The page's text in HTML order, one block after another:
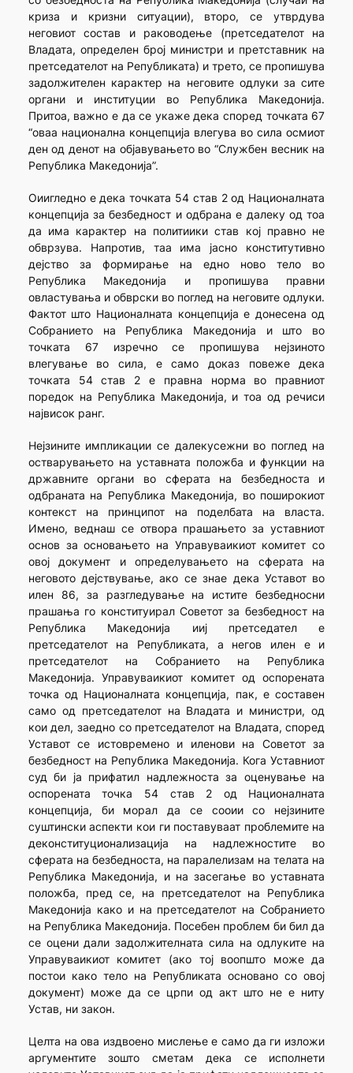
криза и кризни ситуации), второ, се утврдува
неговиот состав и раководење (претседателот на
Владата, определен број министри и претставник на
претседателот на Републиката) и трето, се пропишува
задолжителен карактер на неговите одлуки за сите
органи и институции во Република Македонија.
Притоа, важно е да се укаже дека според точката 67
“оваа национална концепција влегува во сила осмиот
ден од денот на објавувањето во “Службен весник на
Република Македонија”.
Оиигледно е дека точката 54 став 2 од Националната
концепција за безбедност и одбрана е далеку од тоа
да има карактер на политиики став кој правно не
обврзува. Напротив, таа има јасно конститутивно
дејство за формирање на едно ново тело во
Република Македонија и пропишува правни
овластувања и обврски во поглед на неговите одлуки.
Фактот што Националната концепција е донесена од
Собранието на Република Македонија и што во
точката 67 изречно се пропишува нејзиното
влегување во сила, е само доказ повеже дека
точката 54 став 2 е правна норма во правниот
поредок на Република Македонија, и тоа од речиси
највисок ранг.
Нејзините импликации се далекусежни во поглед на
остварувањето на уставната положба и функции на
државните органи во сферата на безбедноста и
одбраната на Република Македонија, во поширокиот
контекст на принципот на поделбата на власта.
Имено, веднаш се отвора прашањето за уставниот
основ за основањето на Управуваикиот комитет со
овој документ и определувањето на сферата на
неговото дејствување, ако се знае дека Уставот во
илен 86, за разгледување на истите безбедносни
прашања го конституирал Советот за безбедност на
Република Македонија ииј претседател е
претседателот на Републиката, а негов илен е и
претседателот на Собранието на Република
Македонија. Управуваикиот комитет од оспорената
точка од Националната концепција, пак, е составен
само од претседателот на Владата и министри, од
кои дел, заедно со претседателот на Владата, според
Уставот се истовремено и иленови на Советот за
безбедност на Република Македонија. Кога Уставниот
суд би ја прифатил надлежноста за оценување на
оспорената точка 54 став 2 од Националната
концепција, би морал да се сооии со нејзините
суштински аспекти кои ги поставуваат проблемите на
деконституционализација на надлежностите во
сферата на безбедноста, на паралелизам на телата на
Република Македонија, и на засегање во уставната
положба, пред се, на претседателот на Република
Македонија како и на претседателот на Собранието
на Република Македонија. Посебен проблем би бил да
се оцени дали задолжителната сила на одлуките на
Управуваикиот комитет (ако тој воопшто може да
постои како тело на Републиката основано со овој
документ) може да се црпи од акт што не е ниту
Устав, ни закон.
Целта на ова издвоено мислење е само да ги изложи
аргументите зошто сметам дека се исполнети